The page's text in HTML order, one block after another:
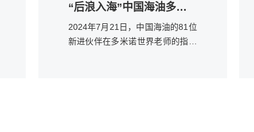
“后浪入海”中国海油多米诺团队挑战活动
2024年7月21日，中国海油的81位
新进伙伴在多米诺世界老师的指导